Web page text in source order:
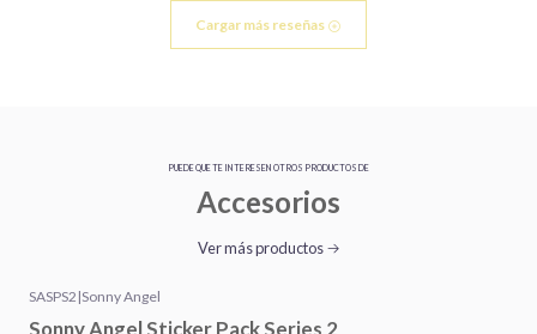
Cargar más reseñas
PUEDE QUE TE INTERESEN OTROS PRODUCTOS DE
Accesorios
Ver más productos
SASPS2 |Sonny Angel